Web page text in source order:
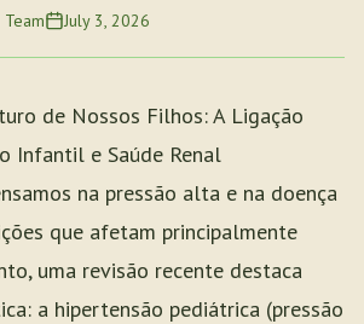
July 3, 2026
de Nossos Filhos: A Ligação
Infantil e Saúde Renal
na pressão alta e na doença
que afetam principalmente
uma revisão recente destaca
a hipertensão pediátrica (pressão